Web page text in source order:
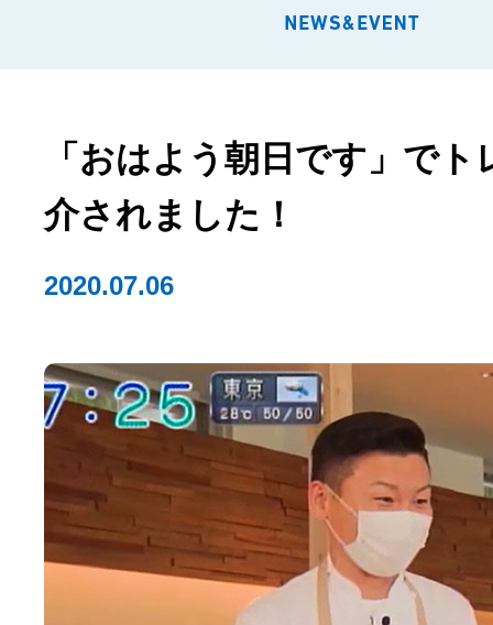
「おはよう朝日です」でト
介されました！
2020.07.06